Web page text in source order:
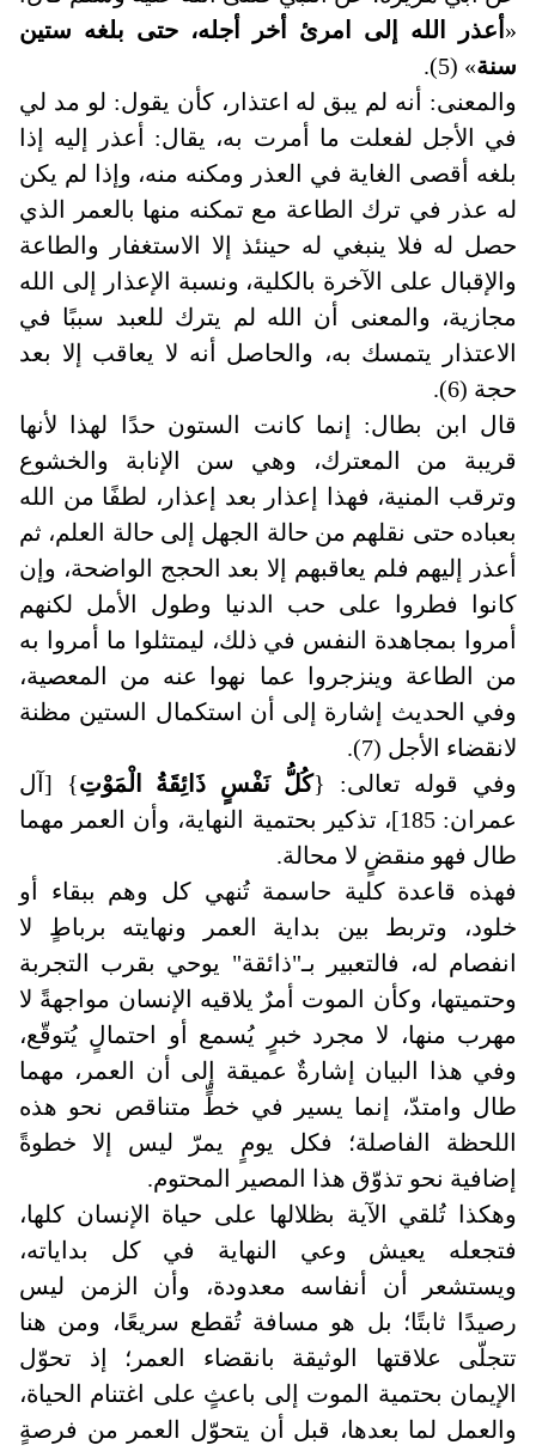
« أعذر الله إلى امرئ أخر أجله، حتى بلغه ستين
سنة» (5).
والمعنى: أنه لم يبق له اعتذار، كأن يقول: لو مد لي
في الأجل لفعلت ما أمرت به، يقال: أعذر إليه إذا
بلغه أقصى الغاية في العذر ومكنه منه، وإذا لم يكن
له عذر في ترك الطاعة مع تمكنه منها بالعمر الذي
حصل له فلا ينبغي له حينئذ إلا الاستغفار والطاعة
والإقبال على الآخرة بالكلية، ونسبة الإعذار إلى الله
مجازية، والمعنى أن الله لم يترك للعبد سببًا في
الاعتذار يتمسك به، والحاصل أنه لا يعاقب إلا بعد
حجة (6).
قال ابن بطال: إنما كانت الستون حدًا لهذا لأنها
قريبة من المعترك، وهي سن الإنابة والخشوع
وترقب المنية، فهذا إعذار بعد إعذار، لطفًا من الله
بعباده حتى نقلهم من حالة الجهل إلى حالة العلم، ثم
أعذر إليهم فلم يعاقبهم إلا بعد الحجج الواضحة، وإن
كانوا فطروا على حب الدنيا وطول الأمل لكنهم
أمروا بمجاهدة النفس في ذلك، ليمتثلوا ما أمروا به
من الطاعة وينزجروا عما نهوا عنه من المعصية،
وفي الحديث إشارة إلى أن استكمال الستين مظنة
لانقضاء الأجل (7).
وفي قوله تعالى:
{كُلُّ نَفْسٍ ذَائِقَةُ الْمَوْتِ} [آل
عمران: 185]، تذكير بحتمية النهاية، وأن العمر مهما
طال فهو منقضٍ لا محالة.
فهذه قاعدة كلية حاسمة تُنهي كل وهم ببقاء أو
خلود، وتربط بين بداية العمر ونهايته برباطٍ لا
انفصام له، فالتعبير بـ"ذائقة" يوحي بقرب التجربة
وحتميتها، وكأن الموت أمرٌ يلاقيه الإنسان مواجهةً لا
مهرب منها، لا مجرد خبرٍ يُسمع أو احتمالٍ يُتوقّع،
وفي هذا البيان إشارةٌ عميقة إلى أن العمر، مهما
طال وامتدّ، إنما يسير في خطٍّ متناقص نحو هذه
اللحظة الفاصلة؛ فكل يومٍ يمرّ ليس إلا خطوةً
إضافية نحو تذوّق هذا المصير المحتوم.
وهكذا تُلقي الآية بظلالها على حياة الإنسان كلها،
فتجعله يعيش وعي النهاية في كل بداياته،
ويستشعر أن أنفاسه معدودة، وأن الزمن ليس
رصيدًا ثابتًا؛ بل هو مسافة تُقطع سريعًا، ومن هنا
تتجلّى علاقتها الوثيقة بانقضاء العمر؛ إذ تحوّل
الإيمان بحتمية الموت إلى باعثٍ على اغتنام الحياة،
والعمل لما بعدها، قبل أن يتحوّل العمر من فرصةٍ